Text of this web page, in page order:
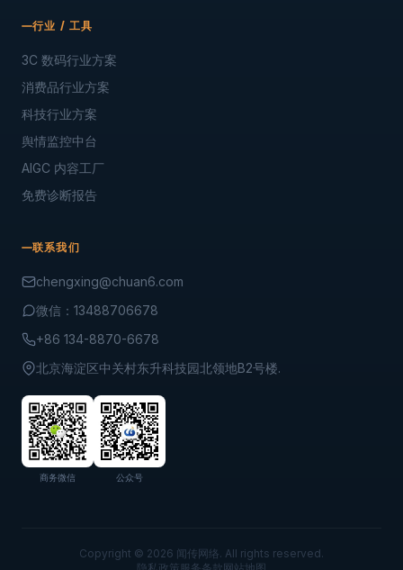
行业 / 工具
3C 数码行业方案
消费品行业方案
科技行业方案
舆情监控中台
AIGC 内容工厂
免费诊断报告
联系我们
chengxing@chuan6.com
微信：13488706678
+86 134-8870-6678
北京海淀区中关村东升科技园北领地B2号楼.
商务微信 公众号
Copyright © 2026 闻传网络. All rights reserved.